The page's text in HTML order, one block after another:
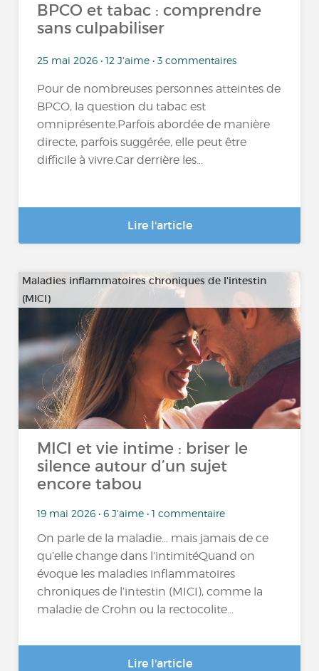
BPCO et tabac : comprendre
sans culpabiliser
25 mai 2026 • 12 J'aime • 3 commentaires
Pour de nombreuses personnes atteintes de
BPCO, la question du tabac est
omniprésente.Parfois abordée de manière
directe, parfois suggérée, elle peut être
difficile à vivre.Car derrière les...
Lire l'article
Maladies inflammatoires chroniques de l'intestin
(MICI)
MICI et vie intime : briser le
silence autour d’un sujet
encore tabou
19 mai 2026 • 6 J'aime • 1 commentaire
On parle de la maladie… mais jamais de ce
qu’elle change dans l’intimitéQuand on
évoque les maladies inflammatoires
chroniques de l’intestin (MICI), comme la
maladie de Crohn ou la rectocolite...
Lire l'article